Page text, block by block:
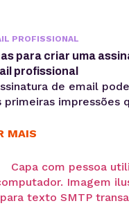
PROFISSIONAL
para criar uma
profissional
de email
primeiras impressões
também é parte
mas que merece
existem muitos
a criação de
MAIS